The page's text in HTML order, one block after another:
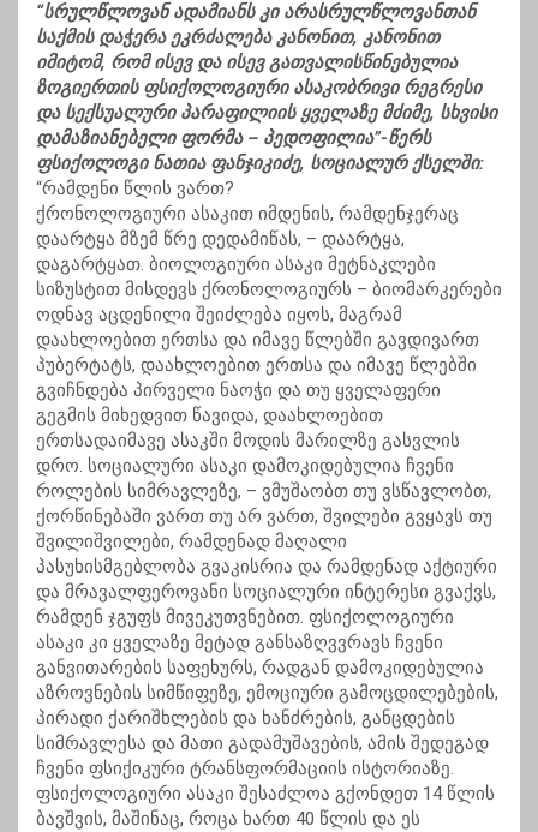
“სრულწლოვან ადამიანს კი არასრულწლოვანთან
საქმის დაჭერა ეკრძალება კანონით, კანონით
იმიტომ, რომ ისევ და ისევ გათვალისწინებულია
ზოგიერთის ფსიქოლოგიური ასაკობრივი რეგრესი
და სექსუალური პარაფილიის ყველაზე მძიმე, სხვისი
დამაზიანებელი ფორმა – პედოფილია”-წერს
ფსიქოლოგი ნათია ფანჯიკიძე, სოციალურ ქსელში:
“რამდენი წლის ვართ?
ქრონოლოგიური ასაკით იმდენის, რამდენჯერაც
დაარტყა მზემ წრე დედამიწას, – დაარტყა,
დაგარტყათ. ბიოლოგიური ასაკი მეტნაკლები
სიზუსტით მისდევს ქრონოლოგიურს – ბიომარკერები
ოდნავ აცდენილი შეიძლება იყოს, მაგრამ
დაახლოებით ერთსა და იმავე წლებში გავდივართ
პუბერტატს, დაახლოებით ერთსა და იმავე წლებში
გვიჩნდება პირველი ნაოჭი და თუ ყველაფერი
გეგმის მიხედვით წავიდა, დაახლოებით
ერთსადაიმავე ასაკში მოდის მარილზე გასვლის
დრო. სოციალური ასაკი დამოკიდებულია ჩვენი
როლების სიმრავლეზე, – ვმუშაობთ თუ ვსწავლობთ,
ქორწინებაში ვართ თუ არ ვართ, შვილები გვყავს თუ
შვილიშვილები, რამდენად მაღალი
პასუხისმგებლობა გვაკისრია და რამდენად აქტიური
და მრავალფეროვანი სოციალური ინტერესი გვაქვს,
რამდენ ჯგუფს მივეკუთვნებით. ფსიქოლოგიური
ასაკი კი ყველაზე მეტად განსაზღვვრავს ჩვენი
განვითარების საფეხურს, რადგან დამოკიდებულია
აზროვნების სიმწიფეზე, ემოციური გამოცდილებების,
პირადი ქარიშხლების და ხანძრების, განცდების
სიმრავლესა და მათი გადამუშავების, ამის შედეგად
ჩვენი ფსიქიკური ტრანსფორმაციის ისტორიაზე.
ფსიქოლოგიური ასაკი შესაძლოა გქონდეთ 14 წლის
ბავშვის, მაშინაც, როცა ხართ 40 წლის და ეს